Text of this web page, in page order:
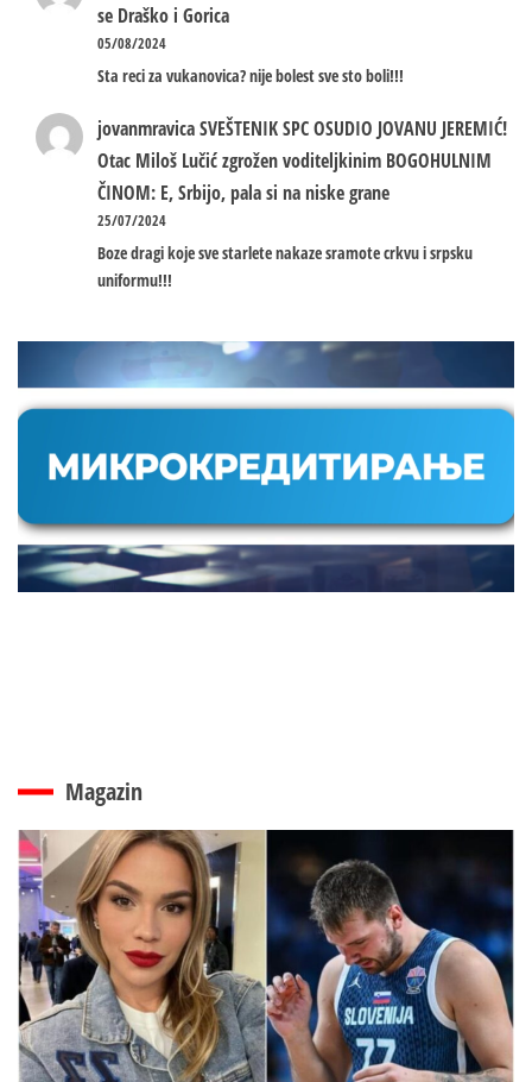
se Draško i Gorica
05/08/2024
Sta reci za vukanovica? nije bolest sve sto boli!!!
jovanmravicaSVEŠTENIK SPC OSUDIO JOVANU JEREMIĆ!
Otac Miloš Lučić zgrožen voditeljkinim BOGOHULNIM
ČINOM: E, Srbijo, pala si na niske grane
25/07/2024
Boze dragi koje sve starlete nakaze sramote crkvu i srpsku
uniformu!!!
Magazin